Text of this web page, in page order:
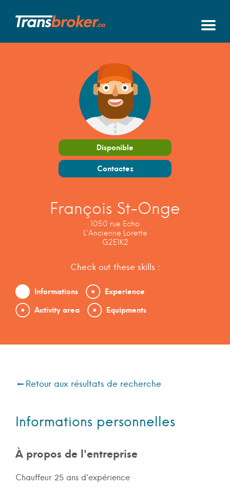
Disponible
Contactez
François St-Onge
1050 rue Echo
L'Ancienne Lorette
G2E1K2
Check out these skills :
Informations
Experience
Activity area
Equipments
Retour aux résultats de recherche
Informations personnelles
À propos de l'entreprise
Chauffeur 25 ans d'expérience